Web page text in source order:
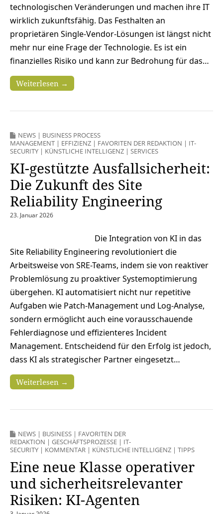
technologischen Veränderungen und machen ihre IT
wirklich zukunftsfähig. Das Festhalten an
proprietären Single‑Vendor‑Lösungen ist längst nicht
mehr nur eine Frage der Technologie. Es ist ein
finanzielles Risiko und kann zur Bedrohung für das…
Weiterlesen →
NEWS | BUSINESS PROCESS
MANAGEMENT | EFFIZIENZ | FAVORITEN DER REDAKTION | IT-
SECURITY | KÜNSTLICHE INTELLIGENZ | SERVICES
KI-gestützte Ausfallsicherheit:
Die Zukunft des Site
Reliability Engineering
23. Januar 2026
Die Integration von KI in das
Site Reliability Engineering revolutioniert die
Arbeitsweise von SRE-Teams, indem sie von reaktiver
Problemlösung zu proaktiver Systemoptimierung
übergehen. KI automatisiert nicht nur repetitive
Aufgaben wie Patch-Management und Log-Analyse,
sondern ermöglicht auch eine vorausschauende
Fehlerdiagnose und effizienteres Incident
Management. Entscheidend für den Erfolg ist jedoch,
dass KI als strategischer Partner eingesetzt…
Weiterlesen →
NEWS | BUSINESS | FAVORITEN DER
REDAKTION | GESCHÄFTSPROZESSE | IT-
SECURITY | KOMMENTAR | KÜNSTLICHE INTELLIGENZ | TIPPS
Eine neue Klasse operativer
und sicherheitsrelevanter
Risiken: KI-Agenten